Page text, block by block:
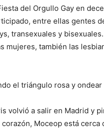
del Orgullo Gay en
entre ellas gentes
transexuales y
mujeres, también las
el triángulo rosa y
volvió a salir en Madrid y
Moceop está